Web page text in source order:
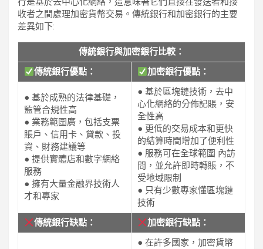
收者之間處理加密貨幣交易。傳統銀行和加密銀行的主要
差異如下:
傳統銀行與加密銀行比較：
傳統銀行優點：
加密銀行優點：
● 基於成熟的法律基礎，
監管合規性高
● 業務範圍廣，包括支票
賬戶、信用卡、貸款、投
資、財務建議等
● 提供實體店和數字網絡
服務
● 擁有大量金融界技術人
才和專家
● 基於區塊鏈技術，去中
心化網絡的分佈記賬，安
全性高
● 更低的交易成本和更快
的結算時間增加了便利性
● 服務可在全球範圍 內訪
問，並允許即時轉賬，不
受地域限制
● 只有少數專家懂區塊鏈
技術
傳統銀行缺點：
加密銀行缺點：
● 在許多國家，加密貨幣